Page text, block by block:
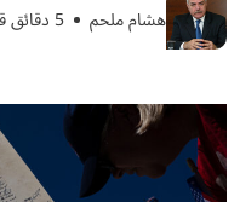
هشام ملحم 5 دقائق قراءة